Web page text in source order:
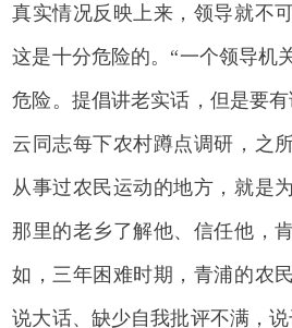
真实情况反映上来，领导就不
这是十分危险的。“一个领导机
危险。提倡讲老实话，但是要
云同志每下农村蹲点调研，之
从事过农民运动的地方，就是
那里的老乡了解他、信任他，
如，三年困难时期，青浦的农
说大话、缺少自我批评不满，